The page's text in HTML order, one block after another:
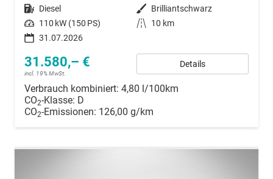
Kraftstoff Diesel Außenfarbe Brilliantschwarz
Leistung 110 kW (150 PS) Kilometerstand
10 km
31.07.2026
31.580,– €
incl. 19% MwSt.
Details
Verbrauch kombiniert: 4,80 l/100km
CO2-Klasse: D
CO2-Emissionen: 126,00 g/km